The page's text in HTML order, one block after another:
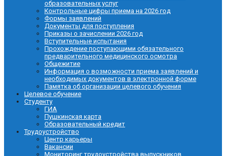
образовательных услуг
Контрольные цифры приема на 2026 год
Формы заявлений
Документы для поступления
Приказы о зачислении 2026 год
Вступительные испытания
Прохождение поступающими обязательного
предварительного медицинского осмотра
Общежитие
Информация о возможности приема заявлений и
необходимых документов в электронной форме
Памятка об организации целевого обучения
Целевое обучение
Студенту
ГИА
Пушкинская карта
Образовательный кредит
Трудоустройство
Центр карьеры
Вакансии
Мониторинг трудоустройства выпускников